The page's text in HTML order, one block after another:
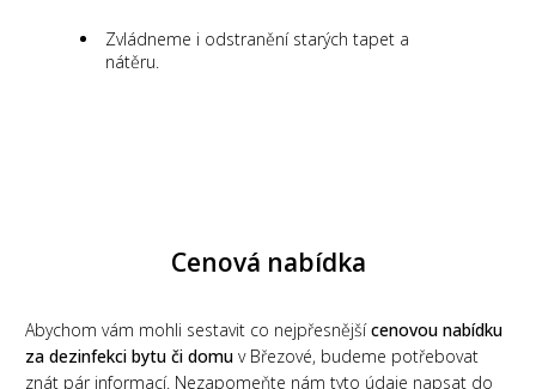
Zvládneme i odstranění starých tapet a
nátěru.
Cenová nabídka
Abychom vám mohli sestavit co nejpřesnějšícenovou nabídku
za dezinfekci bytu či domu v Březové, budeme potřebovat
znát pár informací. Nezapomeňte nám tyto údaje napsat do